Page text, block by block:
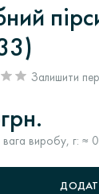
Залишити
вага виробу, г: ≈